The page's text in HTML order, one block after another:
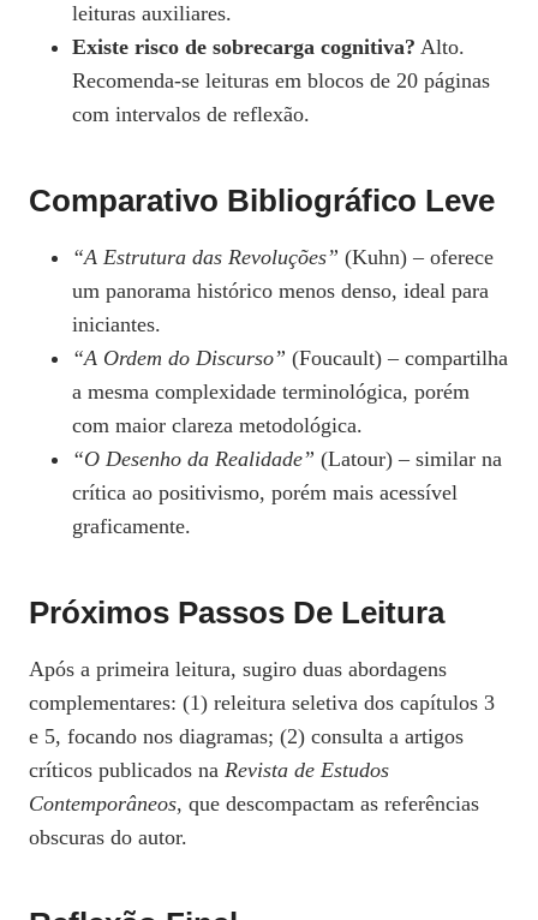
leituras auxiliares.
Existe risco de sobrecarga cognitiva? Alto.
Recomenda‑se leituras em blocos de 20 páginas
com intervalos de reflexão.
Comparativo Bibliográfico Leve
“A Estrutura das Revoluções” (Kuhn) – oferece
um panorama histórico menos denso, ideal para
iniciantes.
“A Ordem do Discurso” (Foucault) – compartilha
a mesma complexidade terminológica, porém
com maior clareza metodológica.
“O Desenho da Realidade” (Latour) – similar na
crítica ao positivismo, porém mais acessível
graficamente.
Próximos Passos De Leitura
Após a primeira leitura, sugiro duas abordagens
complementares: (1) releitura seletiva dos capítulos 3
e 5, focando nos diagramas; (2) consulta a artigos
críticos publicados na Revista de Estudos
Contemporâneos, que descompactam as referências
obscuras do autor.